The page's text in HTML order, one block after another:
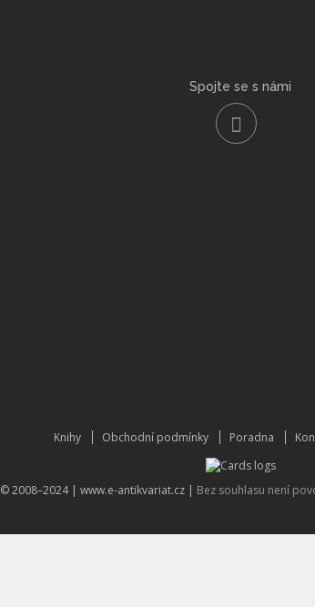
Spojte se s námi
Knihy Obchodní podmínky Poradna
© 2008–2024 | www.e-antikvariat.cz | Bez souhlasu není